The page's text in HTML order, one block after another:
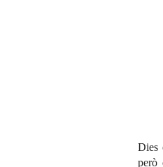
Dies
però